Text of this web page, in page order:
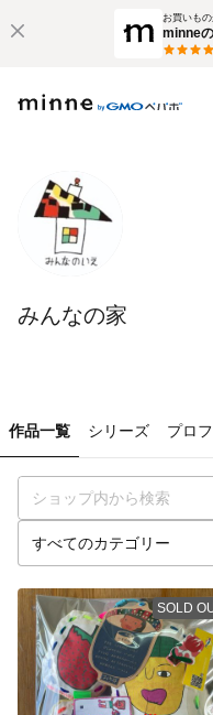
お買いも
minne
みんなの家
作品一覧 シリーズ プロ
SOLD